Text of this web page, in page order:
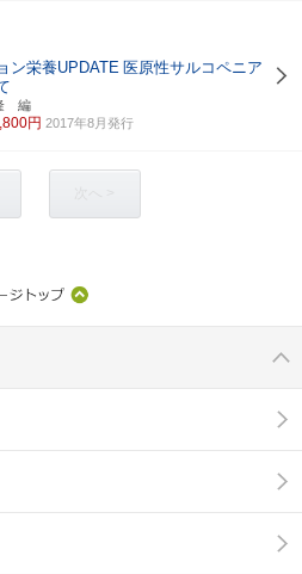
ン栄養UPDATE 医原性サルコペニア
編
円 2017年8月発行